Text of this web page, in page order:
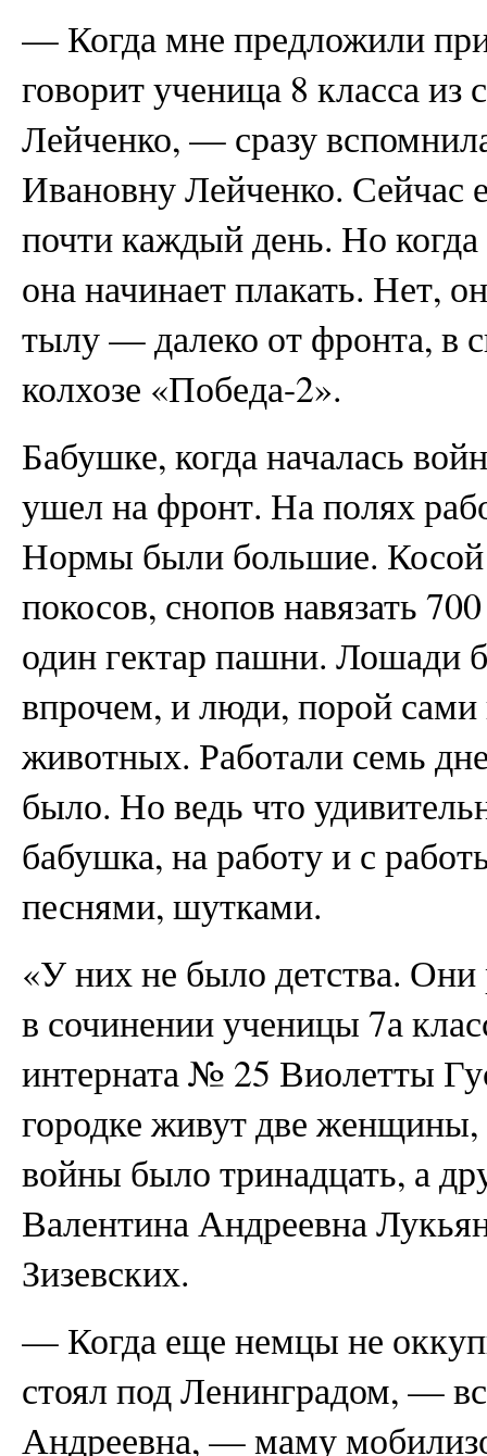
— Когда мне предложили
говорит ученица 8 класса
Лейченко, — сразу
Ивановну Лейченко. Сейчас
почти каждый день. Но
она начинает плакать. Нет,
тылу — далеко от фронта, в
колхозе «Победа-2».
Бабушке, когда началась
ушел на фронт. На полях
Нормы были большие. Косой
покосов, снопов навязать
один гектар пашни. Лошади
впрочем, и люди, порой
животных. Работали семь
было. Но ведь что
бабушка, на работу и с
песнями, шутками.
«У них не было детства.
в сочинении ученицы 7а
интерната № 25 Виолетты
городке живут две
войны было тринадцать, а
Валентина Андреевна
Зизевских.
— Когда еще немцы не
стоял под Ленинградом, —
Андреевна, — маму